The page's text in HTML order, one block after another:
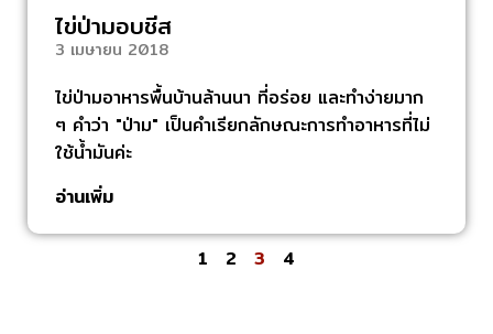
ไข่ป่ามอบชีส
3 เมษายน 2018
ไข่ป่ามอาหารพื้นบ้านล้านนา ที่อร่อย และทำง่ายมาก
ๆ คำว่า "ป่าม" เป็นคำเรียกลักษณะการทำอาหารที่ไม่
ใช้น้ำมันค่ะ
อ่านเพิ่ม
1 2 3 4